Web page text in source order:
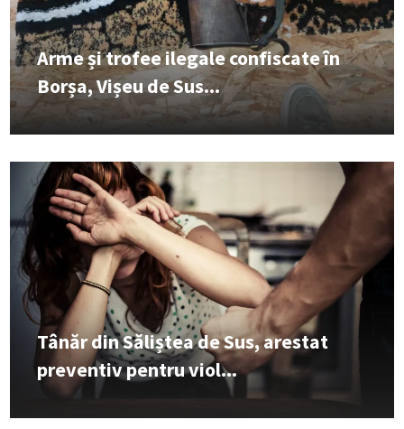
Arme și trofee ilegale confiscate în
Borșa, Vișeu de Sus...
Tânăr din Săliștea de Sus, arestat
preventiv pentru viol...